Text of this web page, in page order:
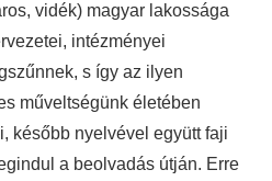
vidék) magyar lakossága
intézményei
s így az ilyen
műveltségünk életében
később nyelvével együtt faji
a beolvadás útján. Erre